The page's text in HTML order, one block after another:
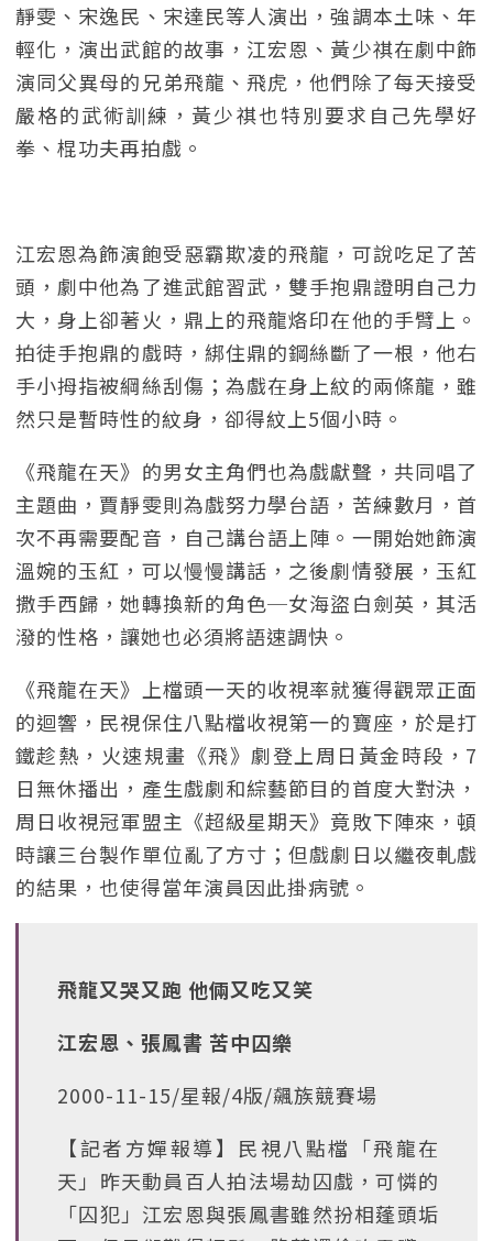
靜雯、宋逸民、宋達民等人演出，強調本土味、年
輕化，演出武館的故事，江宏恩、黃少祺在劇中飾
演同父異母的兄弟飛龍、飛虎，他們除了每天接受
嚴格的武術訓練，黃少祺也特別要求自己先學好
拳、棍功夫再拍戲。
江宏恩為飾演飽受惡霸欺凌的飛龍，可說吃足了苦
頭，劇中他為了進武館習武，雙手抱鼎證明自己力
大，身上卻著火，鼎上的飛龍烙印在他的手臂上。
拍徒手抱鼎的戲時，綁住鼎的鋼絲斷了一根，他右
手小拇指被綱絲刮傷；為戲在身上紋的兩條龍，雖
然只是暫時性的紋身，卻得紋上5個小時。
《飛龍在天》的男女主角們也為戲獻聲，共同唱了
主題曲，賈靜雯則為戲努力學台語，苦練數月，首
次不再需要配音，自己講台語上陣。一開始她飾演
溫婉的玉紅，可以慢慢講話，之後劇情發展，玉紅
撒手西歸，她轉換新的角色─女海盜白劍英，其活
潑的性格，讓她也必須將語速調快。
《飛龍在天》上檔頭一天的收視率就獲得觀眾正面
的迴響，民視保住八點檔收視第一的寶座，於是打
鐵趁熱，火速規畫《飛》劇登上周日黃金時段，7
日無休播出，產生戲劇和綜藝節目的首度大對決，
周日收視冠軍盟主《超級星期天》竟敗下陣來，頓
時讓三台製作單位亂了方寸；但戲劇日以繼夜軋戲
的結果，也使得當年演員因此掛病號。
飛龍又哭又跑 他倆又吃又笑
江宏恩、張鳳書 苦中囚樂
2000-11-15/星報/4版/飆族競賽場
【記者方嬋報導】民視八點檔「飛龍在
天」昨天動員百人拍法場劫囚戲，可憐的
「囚犯」江宏恩與張鳳書雖然扮相蓬頭垢